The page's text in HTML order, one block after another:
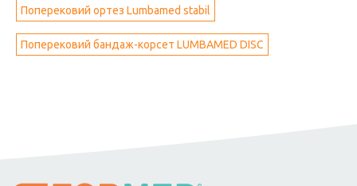
Поперековий ортез Lumbamed stabil
Поперековий бандаж-корсет LUMBAMED DISC